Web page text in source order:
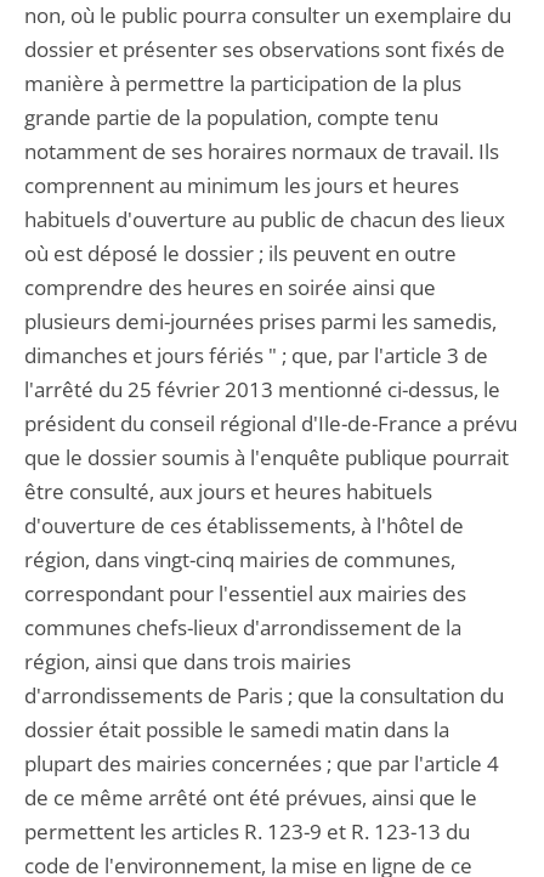
non, où le public pourra consulter un exemplaire du
dossier et présenter ses observations sont fixés de
manière à permettre la participation de la plus
grande partie de la population, compte tenu
notamment de ses horaires normaux de travail. Ils
comprennent au minimum les jours et heures
habituels d'ouverture au public de chacun des lieux
où est déposé le dossier ; ils peuvent en outre
comprendre des heures en soirée ainsi que
plusieurs demi-journées prises parmi les samedis,
dimanches et jours fériés " ; que, par l'article 3 de
l'arrêté du 25 février 2013 mentionné ci-dessus, le
président du conseil régional d'Ile-de-France a prévu
que le dossier soumis à l'enquête publique pourrait
être consulté, aux jours et heures habituels
d'ouverture de ces établissements, à l'hôtel de
région, dans vingt-cinq mairies de communes,
correspondant pour l'essentiel aux mairies des
communes chefs-lieux d'arrondissement de la
région, ainsi que dans trois mairies
d'arrondissements de Paris ; que la consultation du
dossier était possible le samedi matin dans la
plupart des mairies concernées ; que par l'article 4
de ce même arrêté ont été prévues, ainsi que le
permettent les articles R. 123-9 et R. 123-13 du
code de l'environnement, la mise en ligne de ce